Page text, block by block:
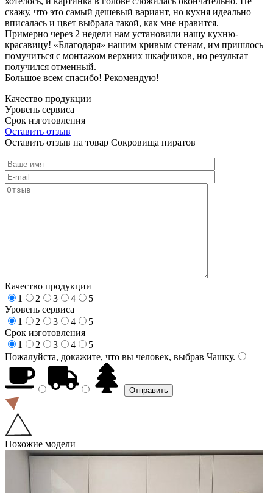
скажу, что это самый дешевый вариант, но кухня идеально
вписалась и цвет выбрала такой, как мне нравится.
Примерно через 2 недели нам установили нашу кухню-
красавицу! «Благодаря» нашим кривым стенам, им пришлось
помучиться с монтажом верхних шкафчиков, но результат
получился отменный.
Большое всем спасибо! Рекомендую!
Качество продукции
Уровень сервиса
Срок изготовления
Оставить отзыв
Оставить отзыв на товар Сокровища пиратов
Качество продукции
1
2 3 4
5
Уровень сервиса
1
2 3 4
5
Срок изготовления
1
2 3 4
5
Пожалуйста, докажите, что вы человек, выбрав Чашку.
Похожие модели